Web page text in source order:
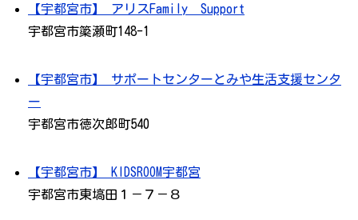
【宇都宮市】 アリスFamily Support
宇都宮市簗瀬町148-1
【宇都宮市】 サポートセンターとみや生活支援センタ
ー
宇都宮市徳次郎町540
【宇都宮市】 KIDSROOM宇都宮
宇都宮市東塙田１－７－８